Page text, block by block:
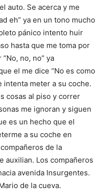
auto. Se acerca y me
eh” ya en un tono mucho
pánico intento huir
hasta que me toma por
no, no” ya
el me dice “No es como
intenta meter a su coche.
cosas al piso y correr
me ignoran y siguen
es un hecho que el
a su coche en
de la
auxilian. Los compañeros
avenida Insurgentes.
de la cueva.